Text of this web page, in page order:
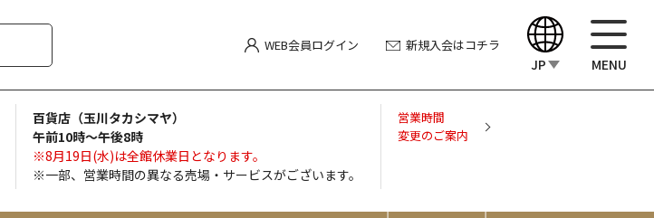
WEB会員ログイン 新規入会はコチラ
JP
中文（简体）
MENU
百貨店（玉川タカシマヤ）
午前10時～午後8時
※8月19日(水)は全館休業日となります。
※一部、営業時間の異なる売場・サービスがございます。
営業時間
変更のご案内